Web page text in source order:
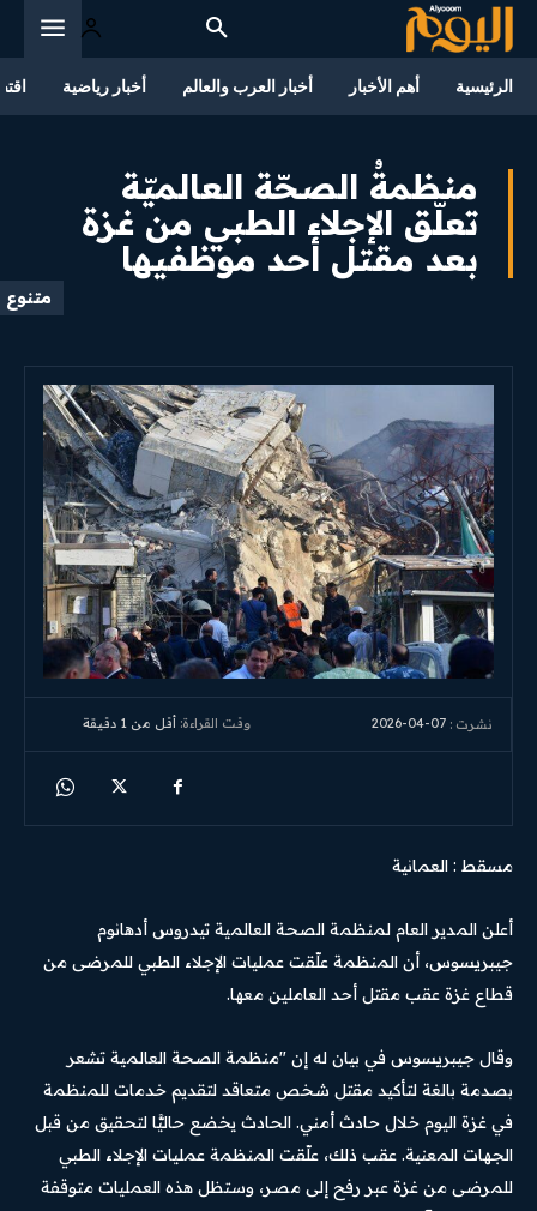
الرئيسية أهم الأخبار أخبار العرب والعالم أخبار رياضية
منظمةُ الصحّة العالميّة
تعلّق الإجلاء الطبي من غزة
بعد مقتل أحد موظفيها
متنوع
نشرت : 2026-04-07 وقت القراءة: أقل من 1 دقيقة
مسقط : العمانية
أعلن المدير العام لمنظمة الصحة العالمية تيدروس أدهانوم
جيبريسوس، أن المنظمة علّقت عمليات الإجلاء الطبي للمرضى من
قطاع غزة عقب مقتل أحد العاملين معها.
وقال جيبريسوس في بيان له إن "منظمة الصحة العالمية تشعر
بصدمة بالغة لتأكيد مقتل شخص متعاقد لتقديم خدمات للمنظمة
في غزة اليوم خلال حادث أمني​​​. الحادث يخضع حاليًّا لتحقيق من قبل
الجهات المعنية. عقب ذلك، علّقت المنظمة عمليات الإجلاء الطبي
للمرضى من غزة عبر رفح إلى مصر، وستظل هذه العمليات متوقفة